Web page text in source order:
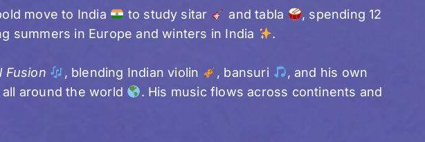
move to India to study sitar and tabla
, spending 12
summers in Europe and winters in India .
Fusion , blending Indian violin , bansuri
, and his own
around the world
. His music flows across continents and